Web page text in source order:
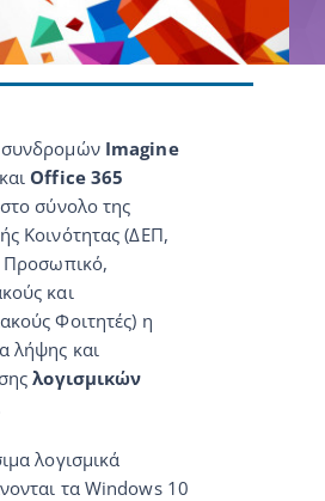
Imagine
και Office 365
σύνολο της
Κοινότητας (ΔΕΠ,
Προσωπικό,
και
Φοιτητές) η
λήψης και
λογισμικών
λογισμικά
τα Windows 10